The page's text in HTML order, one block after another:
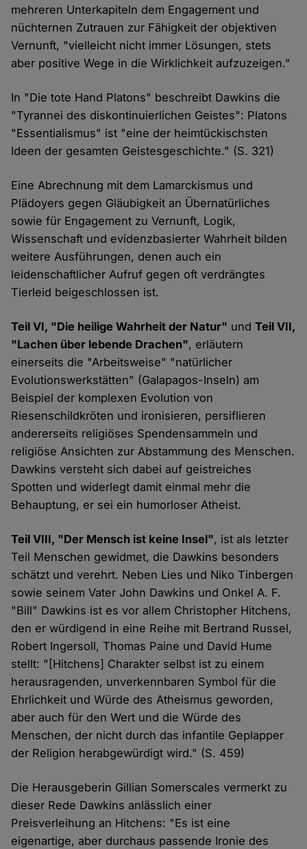
mehreren Unterkapiteln dem Engagement und
nüchternen Zutrauen zur Fähigkeit der objektiven
Vernunft, "vielleicht nicht immer Lösungen, stets
aber positive Wege in die Wirklichkeit aufzuzeigen."
In "Die tote Hand Platons" beschreibt Dawkins die
"Tyrannei des diskontinuierlichen Geistes": Platons
"Essentialismus" ist "eine der heimtückischsten
Ideen der gesamten Geistesgeschichte." (S. 321)
Eine Abrechnung mit dem Lamarckismus und
Plädoyers gegen Gläubigkeit an Übernatürliches
sowie für Engagement zu Vernunft, Logik,
Wissenschaft und evidenzbasierter Wahrheit bilden
weitere Ausführungen, denen auch ein
leidenschaftlicher Aufruf gegen oft verdrängtes
Tierleid beigeschlossen ist.
Teil VI, "Die heilige Wahrheit der Natur" undTeil VII,
"Lachen über lebende Drachen", erläutern
einerseits die "Arbeitsweise" "natürlicher
Evolutionswerkstätten" (Galapagos-Inseln) am
Beispiel der komplexen Evolution von
Riesenschildkröten und ironisieren, persiflieren
andererseits religiöses Spendensammeln und
religiöse Ansichten zur Abstammung des Menschen.
Dawkins versteht sich dabei auf geistreiches
Spotten und widerlegt damit einmal mehr die
Behauptung, er sei ein humorloser Atheist.
Teil VIII, "Der Mensch ist keine Insel", ist als letzter
Teil Menschen gewidmet, die Dawkins besonders
schätzt und verehrt. Neben Lies und Niko Tinbergen
sowie seinem Vater John Dawkins und Onkel A. F.
"Bill" Dawkins ist es vor allem Christopher Hitchens,
den er würdigend in eine Reihe mit Bertrand Russel,
Robert Ingersoll, Thomas Paine und David Hume
stellt: "[Hitchens] Charakter selbst ist zu einem
herausragenden, unverkennbaren Symbol für die
Ehrlichkeit und Würde des Atheismus geworden,
aber auch für den Wert und die Würde des
Menschen, der nicht durch das infantile Geplapper
der Religion herabgewürdigt wird." (S. 459)
Die Herausgeberin Gillian Somerscales vermerkt zu
dieser Rede Dawkins anlässlich einer
Preisverleihung an Hitchens: "Es ist eine
eigenartige, aber durchaus passende Ironie des